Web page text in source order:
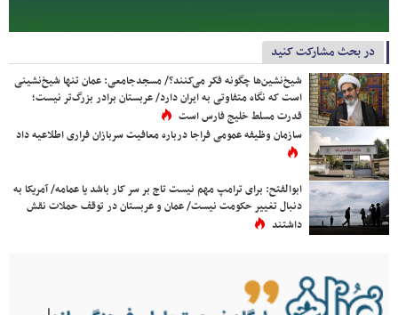
در بحث مشارکت کنید
شیخ‌نشین‌ها چگونه فکر می‌کنند؟/ مسجدجامعی: عمان تنها شیخ‌نشینی
است که نگاه متفاوتی به ایران دارد/ عربستان برادر بزرگ‌تر نیست؛
قدرت مسلط خلیج فارس است
سازمان وظیفه عمومی فراجا درباره معافیت سربازان فراری اطلاعیه داد
ابوالفتح: برای ترامپ مهم نیست تاج بر سر کار باشد یا عمامه/ آمریکا به
دنبال تغییر حکومت نیست/ عمان و عربستان در توقف حملات نقش
داشتند